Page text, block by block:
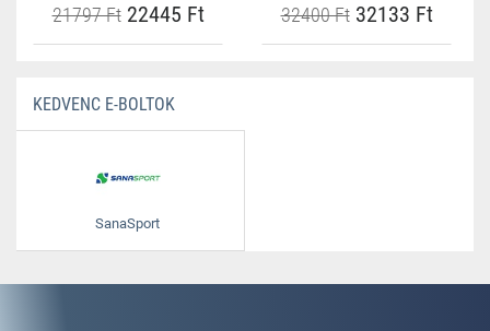
21797 Ft22445 Ft 32400 Ft32133 Ft
KEDVENC E-BOLTOK
SanaSport